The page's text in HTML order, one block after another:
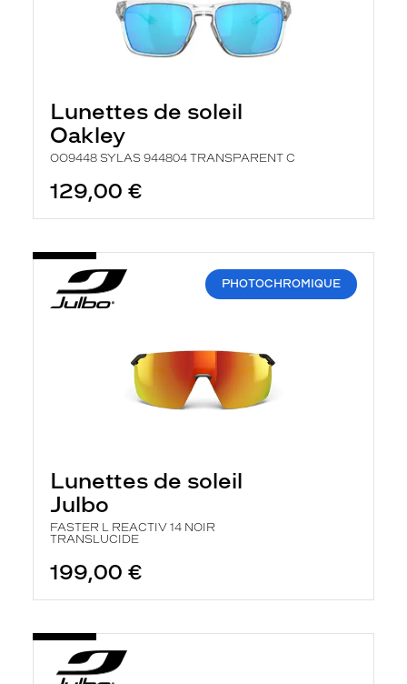
Lunettes de soleil
Oakley
OO9448 SYLAS 944804 TRANSPARENT C
129,00 €
PHOTOCHROMIQUE
Lunettes de soleil
Julbo
FASTER L REACTIV 14 NOIR
TRANSLUCIDE
199,00 €